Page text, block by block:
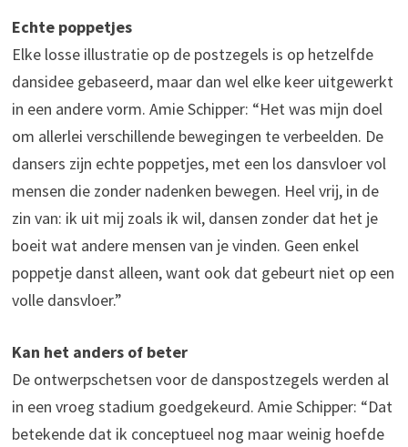
Echte poppetjes
Elke losse illustratie op de postzegels is op hetzelfde
dansidee gebaseerd, maar dan wel elke keer uitgewerkt
in een andere vorm. Amie Schipper: “Het was mijn doel
om allerlei verschillende bewegingen te verbeelden. De
dansers zijn echte poppetjes, met een los dansvloer vol
mensen die zonder nadenken bewegen. Heel vrij, in de
zin van: ik uit mij zoals ik wil, dansen zonder dat het je
boeit wat andere mensen van je vinden. Geen enkel
poppetje danst alleen, want ook dat gebeurt niet op een
volle dansvloer.”
Kan het anders of beter
De ontwerpschetsen voor de danspostzegels werden al
in een vroeg stadium goedgekeurd. Amie Schipper: “Dat
betekende dat ik conceptueel nog maar weinig hoefde